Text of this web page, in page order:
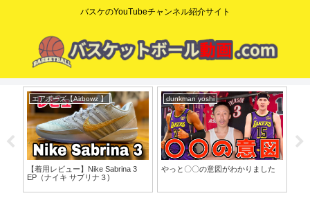
バスケのYouTubeチャンネル紹介サイト
エアボーズ【Airbowz 】
【着用レビュー】Nike Sabrina 3
EP（ナイキ サブリナ３)
dunkman yoshi
やっと〇〇の意図がわかりました